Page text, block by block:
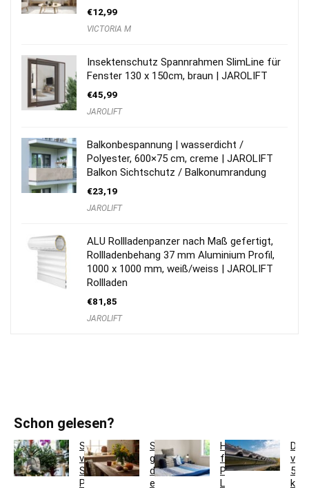
€12,99
VICTORIA M
Insektenschutz Spannrahmen SlimLine für
Fenster 130 x 150cm, braun | JAROLIFT
€45,99
JAROLIFT
Balkonbespannung | wasserdicht /
Polyester, 600×75 cm, creme | JAROLIFT
Balkon Sichtschutz / Balkonumrandung
€23,19
JAROLIFT
ALU Rollladenpanzer nach Maß gefertigt,
Rollladenbehang 37 mm Aluminium Profil,
1000 x 1000 mm, weiß/weiss | JAROLIFT
Rollladen
€81,85
JAROLIFT
Schon gelesen?
So
verwandeln
Sie
Pflanzgefäße
So
gestaltest
du
ein
Hotelbettwäsche
für
Privatkunden:
Luxus
5